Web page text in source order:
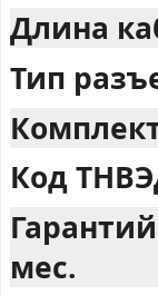
Длина
Тип
Код
мес.